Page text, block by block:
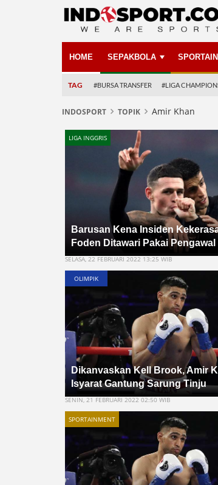
HOME SEPAKBOLA
TAG #BURSA TRANSFER #LIGA
INDOSPORT TOPIK Amir Khan
LIGA INGGRIS
Barusan Kena Insiden
Foden Ditawari Pakai
SELASA, 22 FEBRUARI 2022 13:25 WIB
OLIMPIK
Dikanvaskan Kell Brook, Amir
Isyarat Gantung Sarung Tinju
SENIN, 21 FEBRUARI 2022 02:50 WIB
SPORTAINMENT